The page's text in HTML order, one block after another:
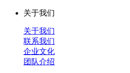
关于我们
关于我们
联系我们
企业文化
团队介绍